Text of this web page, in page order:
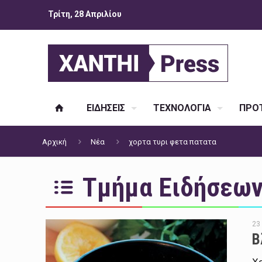
Τρίτη, 28 Απριλίου
ΕΙΔΗΣΕΙΣ ΤΕΧΝΟΛΟΓΙΑ
Αρχική Νέα χορτα τυρι φετα πατατα
Τμήμα
23